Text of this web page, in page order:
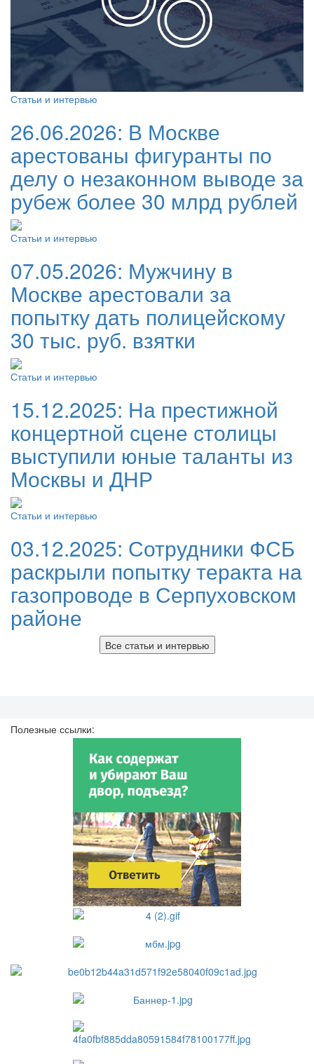
Статьи и интервью
26.06.2026: В Москве
арестованы фигуранты по
делу о незаконном выводе за
рубеж более 30 млрд рублей
Статьи и интервью
07.05.2026: Мужчину в
Москве арестовали за
попытку дать полицейскому
30 тыс. руб. взятки
Статьи и интервью
15.12.2025: На престижной
концертной сцене столицы
выступили юные таланты из
Москвы и ДНР
Статьи и интервью
03.12.2025: Сотрудники ФСБ
раскрыли попытку теракта на
газопроводе в Серпуховском
районе
Все статьи и интервью
Полезные ссылки: